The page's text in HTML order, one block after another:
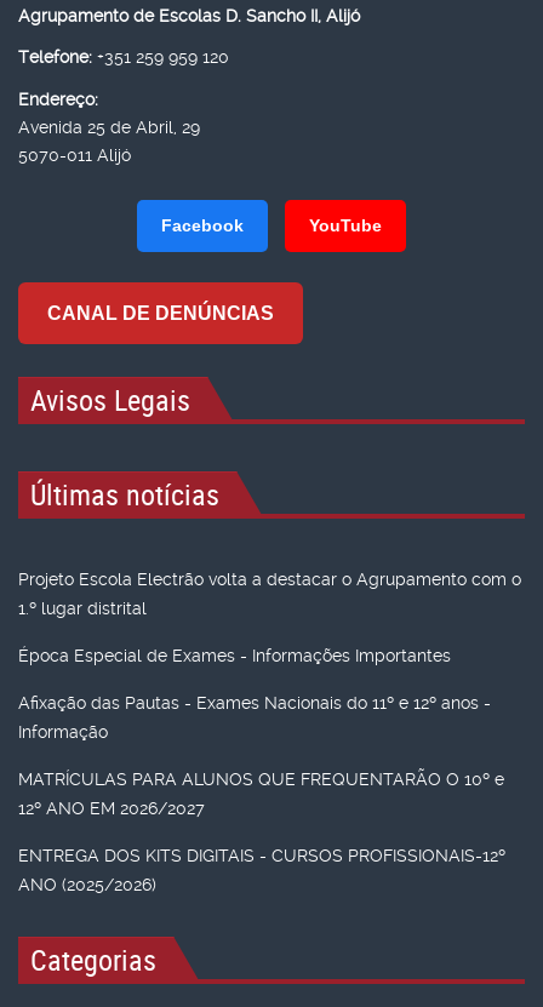
Agrupamento de Escolas D. Sancho II, Alijó
Telefone: +351 259 959 120
Endereço:
Avenida 25 de Abril, 29
5070-011 Alijó
Facebook YouTube
CANAL DE DENÚNCIAS
Avisos Legais
Últimas notícias
Projeto Escola Electrão volta a destacar o Agrupamento com o
1.º lugar distrital
Época Especial de Exames - Informações Importantes
Afixação das Pautas - Exames Nacionais do 11º e 12º anos -
Informação
MATRÍCULAS PARA ALUNOS QUE FREQUENTARÃO O 10º e
12º ANO EM 2026/2027
ENTREGA DOS KITS DIGITAIS - CURSOS PROFISSIONAIS-12º
ANO (2025/2026)
Categorias